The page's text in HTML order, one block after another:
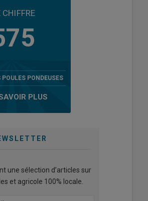
CHIFFRE
POULES PONDEUSES
PLUS
une sélection d’articles sur
et agricole 100% locale.